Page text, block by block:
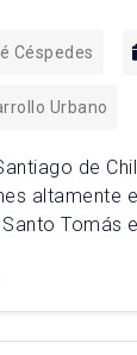
Céspedes
Urbano
de
altamente
Tomás
que
es una